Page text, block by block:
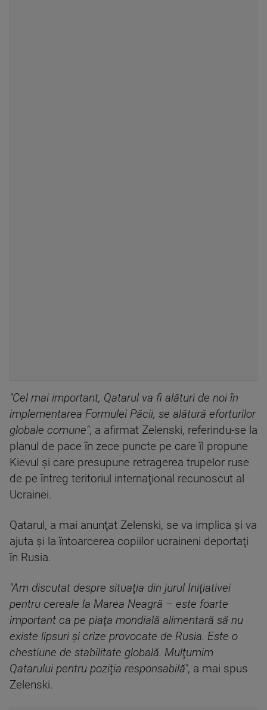
"Cel mai important, Qatarul va fi alături de noi în
implementarea Formulei Păcii, se alătură eforturilor
globale comune", a afirmat Zelenski, referindu-se la
planul de pace în zece puncte pe care îl propune
Kievul şi care presupune retragerea trupelor ruse
de pe întreg teritoriul internaţional recunoscut al
Ucrainei.
Qatarul, a mai anunţat Zelenski, se va implica şi va
ajuta şi la întoarcerea copiilor ucraineni deportaţi
în Rusia.
"Am discutat despre situaţia din jurul Iniţiativei
pentru cereale la Marea Neagră – este foarte
important ca pe piaţa mondială alimentară să nu
existe lipsuri şi crize provocate de Rusia. Este o
chestiune de stabilitate globală. Mulţumim
Qatarului pentru poziţia responsabilă", a mai spus
Zelenski.